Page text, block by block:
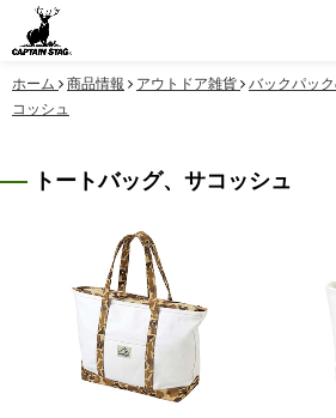
ホーム 商品情報 アウトドア雑貨 バックパッ
コッシュ
トートバッグ、サコッシュ